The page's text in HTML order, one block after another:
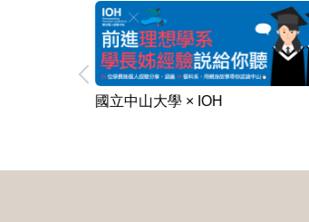
國立中山大學 × IOH